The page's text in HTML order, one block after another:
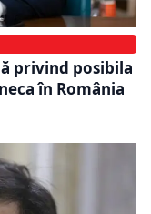
privind posibila
în România